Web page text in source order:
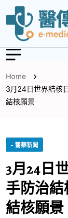
Home
3月24日世界結核
結核願景
- 醫藥新聞
3月24日
手防治
結核願景